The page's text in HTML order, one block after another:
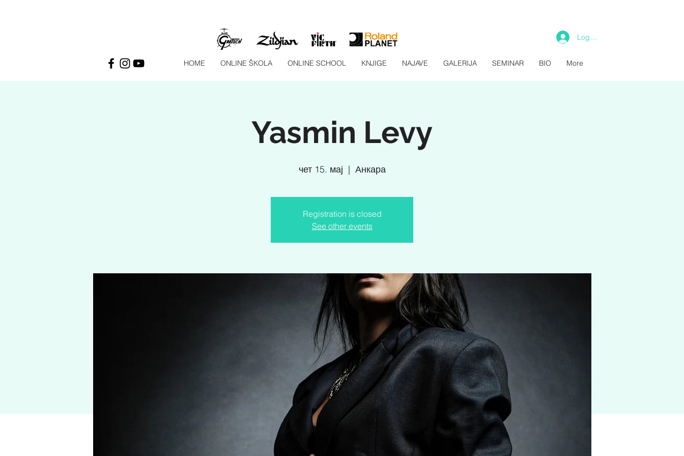
Log In
HOME ONLINE ŠKOLA ONLINE SCHOOL KNJIGE NAJAVE GALERIJA SEMINAR BIO More
Yasmin Levy
чет 15. мај
  |
Анкара
Registration is closed
See other events